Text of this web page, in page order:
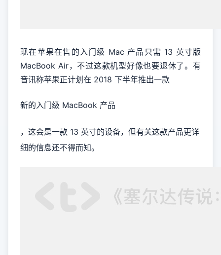
现在苹果在售的入门级 Mac 产品只需 13 英寸版
MacBook Air，不过这款机型好像也要退休了。有
音讯称苹果正计划在 2018 下半年推出一款
新的入门级 MacBook 产品
，这会是一款 13 英寸的设备，但有关这款产品更详
细的信息还不得而知。